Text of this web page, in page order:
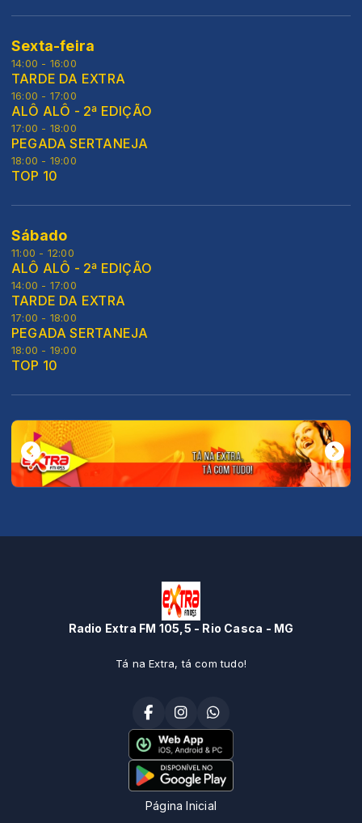
Sexta-feira
14:00 - 16:00
TARDE DA EXTRA
16:00 - 17:00
ALÔ ALÔ - 2ª EDIÇÃO
17:00 - 18:00
PEGADA SERTANEJA
18:00 - 19:00
TOP 10
Sábado
11:00 - 12:00
ALÔ ALÔ - 2ª EDIÇÃO
14:00 - 17:00
TARDE DA EXTRA
17:00 - 18:00
PEGADA SERTANEJA
18:00 - 19:00
TOP 10
Radio Extra FM 105,5 - Rio Casca - MG
Tá na Extra, tá com tudo!
Página Inicial